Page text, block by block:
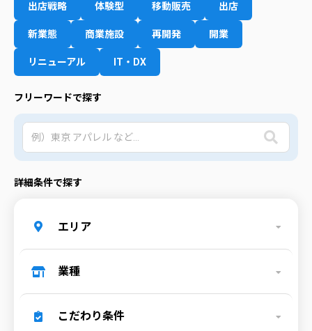
出店戦略 体験型 移動販売 出店
新業態 商業施設 再開発 開業
リニューアル IT・DX
フリーワードで探す
詳細条件で探す
エリア
業種
こだわり条件